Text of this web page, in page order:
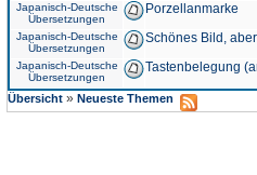
Japanisch-Deutsche
Übersetzungen
Porzellanmarke
Japanisch-Deutsche
Übersetzungen
Schönes Bild,
Japanisch-Deutsche
Übersetzungen
Tastenbelegung
Übersicht » Neueste Themen